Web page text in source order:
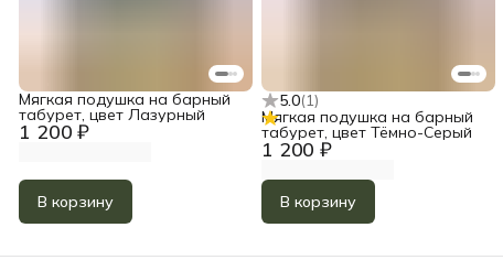
1 200 ₽
Мягкая подушка на барный
табурет, цвет Лазурный
В корзину
5.0(1)
1 200 ₽
Мягкая подушка на барный
табурет, цвет Тёмно-Серый
В корзину